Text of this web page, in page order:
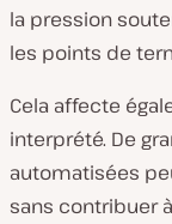
la pression
les points de
Cela affecte
interprété. De
automatisées
sans contribuer